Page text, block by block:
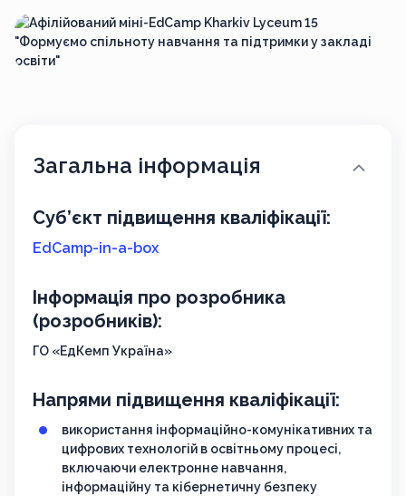
Загальна інформація
Суб’єкт підвищення кваліфікації:
EdCamp-in-a-box
Інформація про розробника
(розробників):
ГО «ЕдКемп Україна»
Напрями підвищення кваліфікації:
використання інформаційно-комунікативних та
цифрових технологій в освітньому процесі,
включаючи електронне навчання,
інформаційну та кібернетичну безпеку